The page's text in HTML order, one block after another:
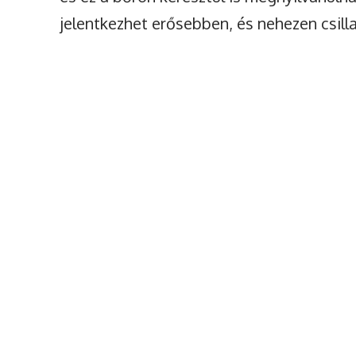
jelentkezhet erősebben, és nehezen